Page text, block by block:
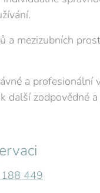
a mezizubních
a profesionální
další zodpovědné
449